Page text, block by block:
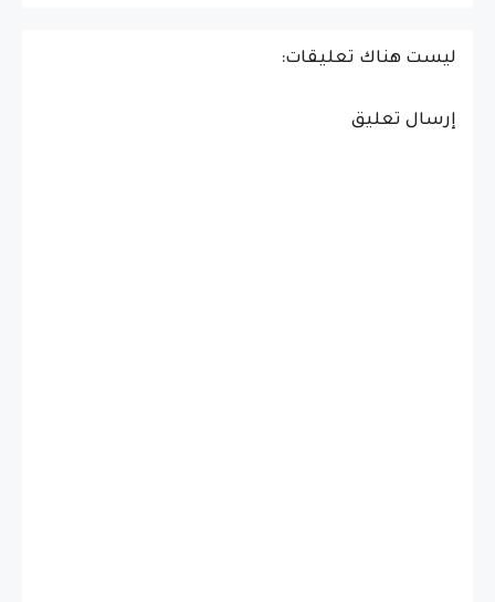
ليست هناك تعليقات:
إرسال تعليق